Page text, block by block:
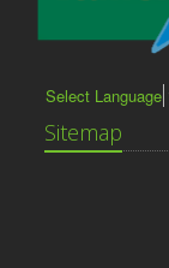
Select Language
Sitemap